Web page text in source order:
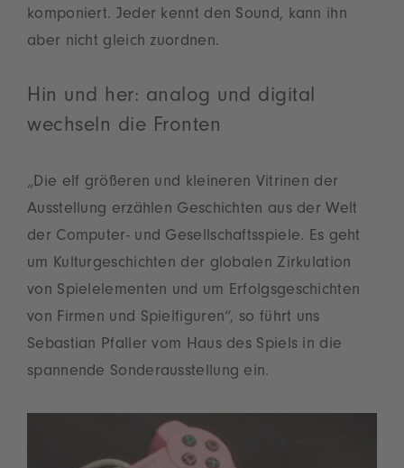
komponiert. Jeder kennt den Sound, kann ihn
aber nicht gleich zuordnen.
Hin und her: analog und digital
wechseln die Fronten
„Die elf größeren und kleineren Vitrinen der
Ausstellung erzählen Geschichten aus der Welt
der Computer- und Gesellschaftsspiele. Es geht
um Kulturgeschichten der globalen Zirkulation
von Spielelementen und um Erfolgsgeschichten
von Firmen und Spielfiguren“, so führt uns
Sebastian Pfaller vom Haus des Spiels in die
spannende Sonderausstellung ein.